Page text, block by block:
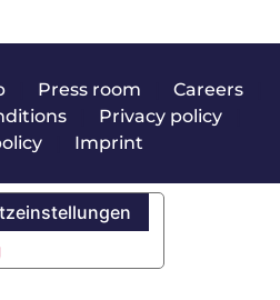
| Press room Careers|
| Privacy policy|
| Imprint